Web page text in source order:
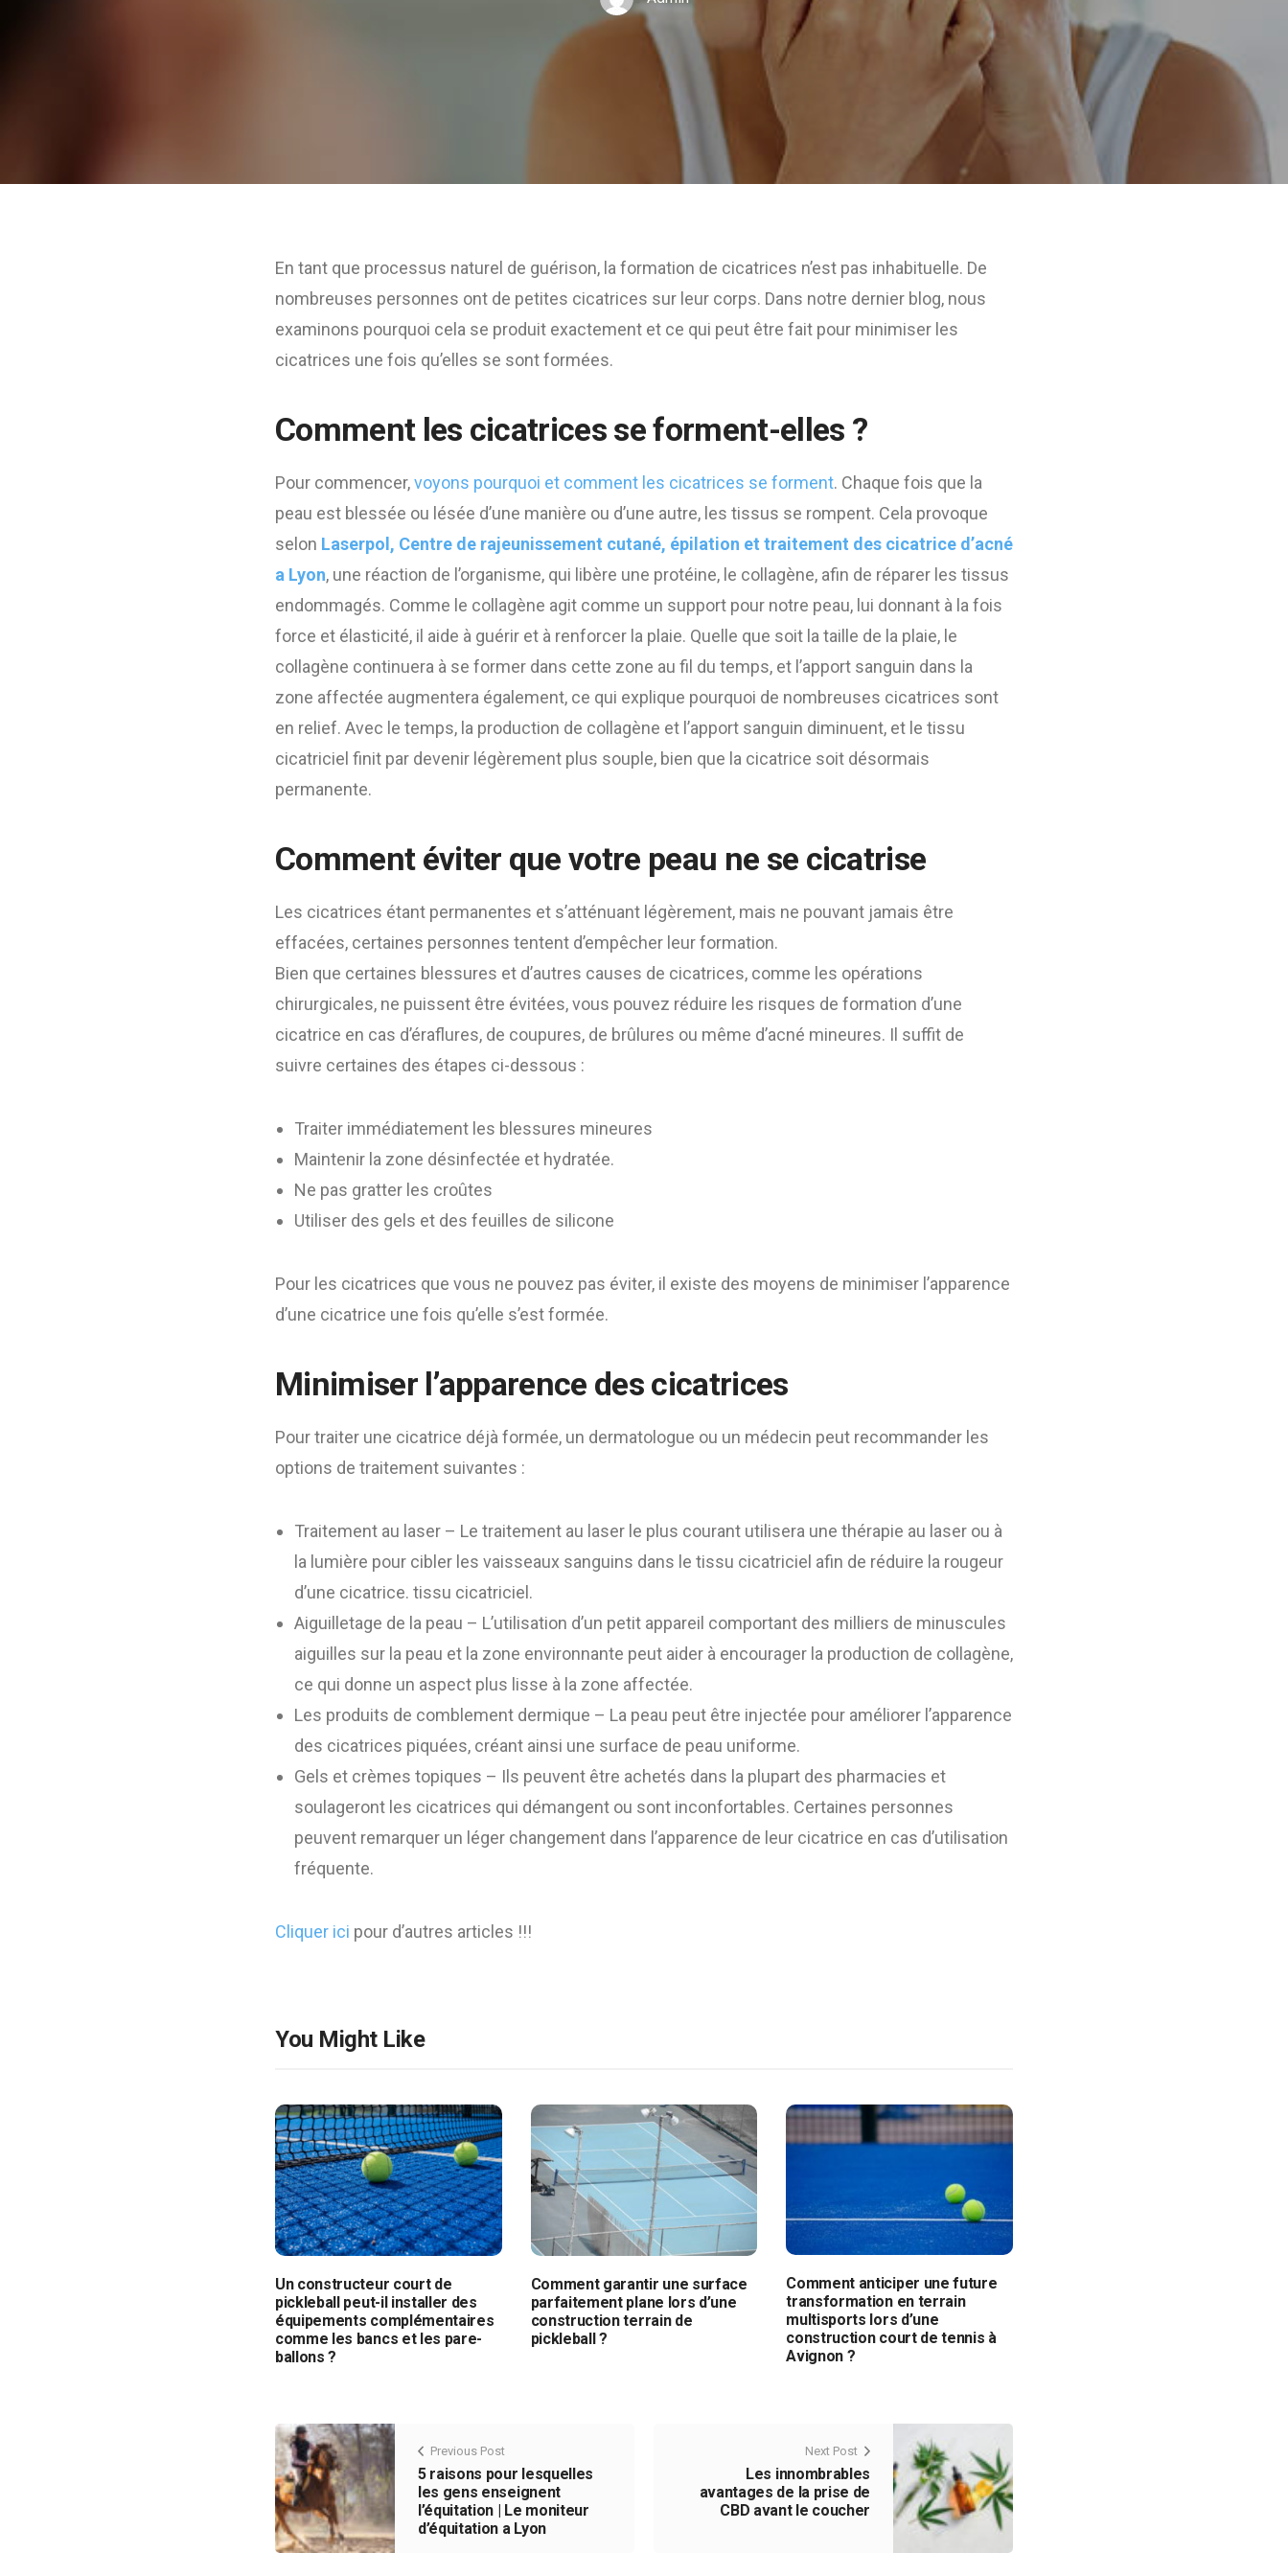
En tant que processus naturel de guérison, la formation de cicatrices n’est pas inhabituelle. De
nombreuses personnes ont de petites cicatrices sur leur corps. Dans notre dernier blog, nous
examinons pourquoi cela se produit exactement et ce qui peut être fait pour minimiser les
cicatrices une fois qu’elles se sont formées.
Comment les cicatrices se forment-elles ?
Pour commencer,voyons pourquoi et comment les cicatrices se forment. Chaque fois que la
peau est blessée ou lésée d’une manière ou d’une autre, les tissus se rompent. Cela provoque
selon Laserpol, Centre de rajeunissement cutané, épilation et traitement des cicatrice d’acné
a Lyon, une réaction de l’organisme, qui libère une protéine, le collagène, afin de réparer les tissus
endommagés. Comme le collagène agit comme un support pour notre peau, lui donnant à la fois
force et élasticité, il aide à guérir et à renforcer la plaie. Quelle que soit la taille de la plaie, le
collagène continuera à se former dans cette zone au fil du temps, et l’apport sanguin dans la
zone affectée augmentera également, ce qui explique pourquoi de nombreuses cicatrices sont
en relief. Avec le temps, la production de collagène et l’apport sanguin diminuent, et le tissu
cicatriciel finit par devenir légèrement plus souple, bien que la cicatrice soit désormais
permanente.
Comment éviter que votre peau ne se cicatrise
Les cicatrices étant permanentes et s’atténuant légèrement, mais ne pouvant jamais être
effacées, certaines personnes tentent d’empêcher leur formation.
Bien que certaines blessures et d’autres causes de cicatrices, comme les opérations
chirurgicales, ne puissent être évitées, vous pouvez réduire les risques de formation d’une
cicatrice en cas d’éraflures, de coupures, de brûlures ou même d’acné mineures. Il suffit de
suivre certaines des étapes ci-dessous :
Traiter immédiatement les blessures mineures
Maintenir la zone désinfectée et hydratée.
Ne pas gratter les croûtes
Utiliser des gels et des feuilles de silicone
Pour les cicatrices que vous ne pouvez pas éviter, il existe des moyens de minimiser l’apparence
d’une cicatrice une fois qu’elle s’est formée.
Minimiser l’apparence des cicatrices
Pour traiter une cicatrice déjà formée, un dermatologue ou un médecin peut recommander les
options de traitement suivantes :
Traitement au laser – Le traitement au laser le plus courant utilisera une thérapie au laser ou à
la lumière pour cibler les vaisseaux sanguins dans le tissu cicatriciel afin de réduire la rougeur
d’une cicatrice. tissu cicatriciel.
Aiguilletage de la peau – L’utilisation d’un petit appareil comportant des milliers de minuscules
aiguilles sur la peau et la zone environnante peut aider à encourager la production de collagène,
ce qui donne un aspect plus lisse à la zone affectée.
Les produits de comblement dermique – La peau peut être injectée pour améliorer l’apparence
des cicatrices piquées, créant ainsi une surface de peau uniforme.
Gels et crèmes topiques – Ils peuvent être achetés dans la plupart des pharmacies et
soulageront les cicatrices qui démangent ou sont inconfortables. Certaines personnes
peuvent remarquer un léger changement dans l’apparence de leur cicatrice en cas d’utilisation
fréquente.
Cliquer ici pour d’autres articles !!!
You Might Like
Un constructeur court de
pickleball peut-il installer des
équipements complémentaires
comme les bancs et les pare-
ballons ?
Comment garantir une surface
parfaitement plane lors d’une
construction terrain de
pickleball ?
Comment anticiper une future
transformation en terrain
multisports lors d’une
construction court de tennis à
Avignon ?
Previous Post
5 raisons pour lesquelles
les gens enseignent
l’équitation | Le moniteur
d’équitation a Lyon
Next Post
Les innombrables
avantages de la prise de
CBD avant le coucher